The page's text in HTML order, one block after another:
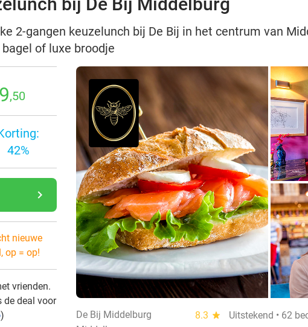
2-gangen keuzelunch bij De Bij in het centrum van
of luxe broodje
,50
42%
navigate_next
nieuwe
op = op!
vrienden.
de deal voor
) De Bij Middelburg 8.3 star
Uitstekend • 62